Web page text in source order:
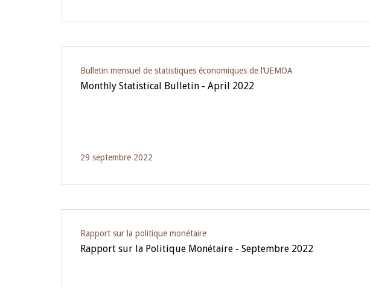
Bulletin mensuel de statistiques économiques de l‘UEMOA
Monthly Statistical Bulletin - April 2022
29 septembre 2022
Rapport sur la politique monétaire
Rapport sur la Politique Monétaire - Septembre 2022